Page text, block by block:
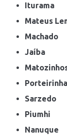
Iturama
Mateus
Machado
Jaíba
Porteirinha
Sarzedo
Piumhi
Nanuque